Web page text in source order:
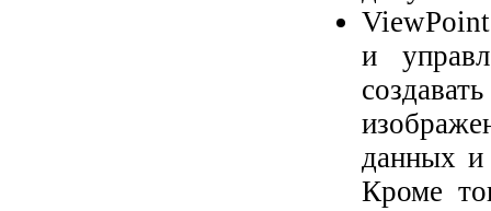
и
данных и
Кроме